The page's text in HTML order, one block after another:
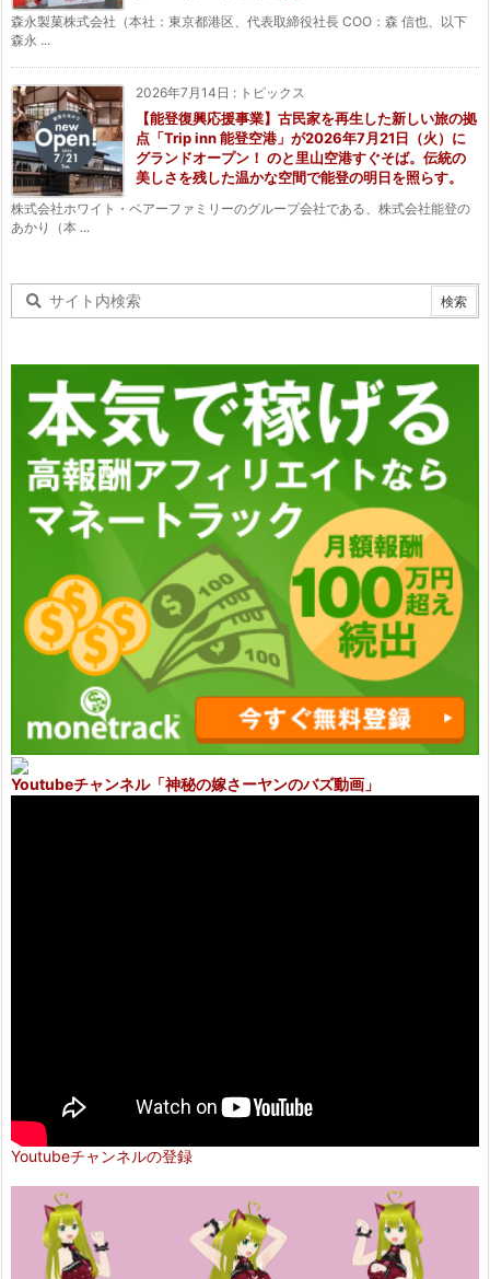
森永製菓株式会社（本社：東京都港区、代表取締役社長 COO：森 信也、以下
森永 ...
2026年7月14日 : トピックス
【能登復興応援事業】古民家を再生した新しい旅の拠
点「Trip inn 能登空港」が2026年7月21日（火）に
グランドオープン！ のと里山空港すぐそば。伝統の
美しさを残した温かな空間で能登の明日を照らす。
株式会社ホワイト・ベアーファミリーのグループ会社である、株式会社能登の
あかり（本 ...
Youtubeチャンネル「神秘の嫁さーヤンのバズ動画」
Youtubeチャンネルの登録